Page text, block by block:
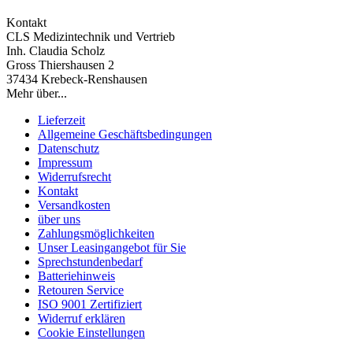
Kontakt
CLS Medizintechnik und Vertrieb
Inh. Claudia Scholz
Gross Thiershausen 2
37434 Krebeck-Renshausen
Mehr über...
Lieferzeit
Allgemeine Geschäftsbedingungen
Datenschutz
Impressum
Widerrufsrecht
Kontakt
Versandkosten
über uns
Zahlungsmöglichkeiten
Unser Leasingangebot für Sie
Sprechstundenbedarf
Batteriehinweis
Retouren Service
ISO 9001 Zertifiziert
Widerruf erklären
Cookie Einstellungen